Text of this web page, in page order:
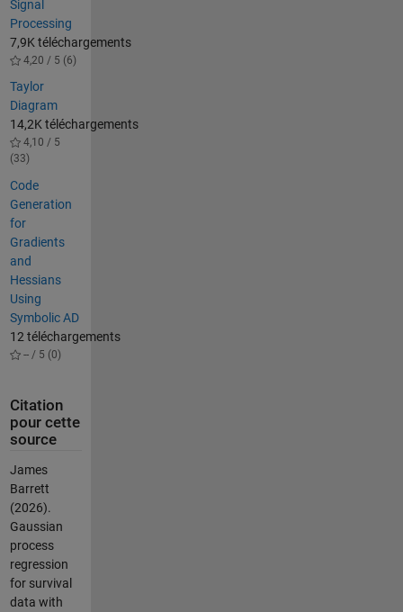
Signal
Processing
7,9K téléchargements
4,20 / 5 (6)
Taylor
Diagram
14,2K téléchargements
4,10 / 5
(33)
Code
Generation
for
Gradients
and
Hessians
Using
Symbolic AD
12 téléchargements
-- / 5 (0)
Citation
pour cette
source
James
Barrett
(2026).
Gaussian
process
regression
for survival
data with